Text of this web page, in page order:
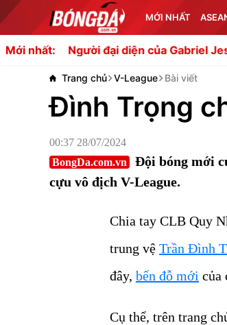
MỚI NHẤT
Mới nhất:
đại diện của Gabriel Jesus giải thích về
Trang chủ V-League Bài viết
Đình Trọng
00:37 28/07/2024
BongDa.com.vn
Đội bóng mới
cựu vô địch V-League.
Chia tay CLB Quy
trung vệ Trần Đình
đây, bến đỗ mới của
Cụ thể, trên trang